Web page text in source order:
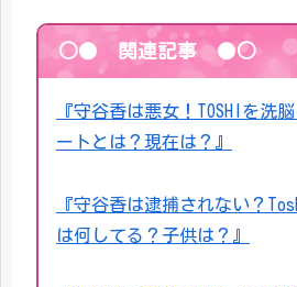
○● 関連記事 ●○
『守谷香は悪女！TOSHIを洗
ートとは？現在は？』
『守谷香は逮捕されない？
は何してる？子供は？』